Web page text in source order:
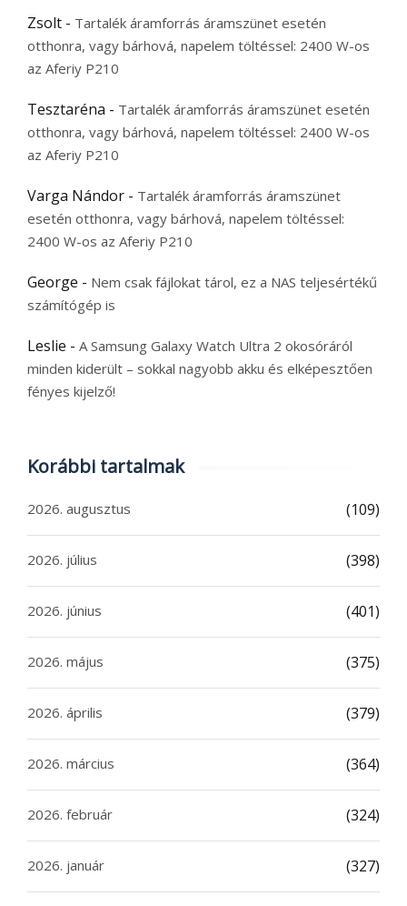
Zsolt - Tartalék áramforrás áramszünet esetén
otthonra, vagy bárhová, napelem töltéssel: 2400 W-os
az Aferiy P210
Tesztaréna - Tartalék áramforrás áramszünet esetén
otthonra, vagy bárhová, napelem töltéssel: 2400 W-os
az Aferiy P210
Varga Nándor - Tartalék áramforrás áramszünet
esetén otthonra, vagy bárhová, napelem töltéssel:
2400 W-os az Aferiy P210
George - Nem csak fájlokat tárol, ez a NAS teljesértékű
számítógép is
Leslie - A Samsung Galaxy Watch Ultra 2 okosóráról
minden kiderült – sokkal nagyobb akku és elképesztően
fényes kijelző!
Korábbi tartalmak
2026. augusztus (109)
2026. július (398)
2026. június (401)
2026. május (375)
2026. április (379)
2026. március (364)
2026. február (324)
2026. január (327)